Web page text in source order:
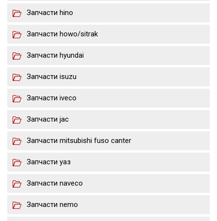
Запчасти hino
Запчасти howo/sitrak
Запчасти hyundai
Запчасти isuzu
Запчасти iveco
Запчасти jac
Запчасти mitsubishi fuso canter
Запчасти уаз
Запчасти naveco
Запчасти nemo